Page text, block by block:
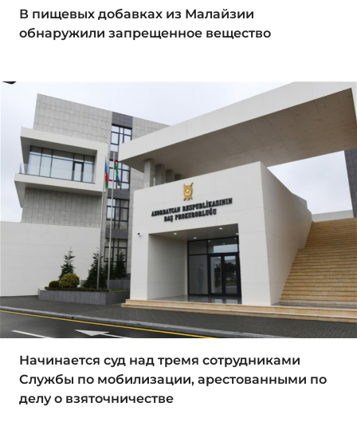
В пищевых добавках из Малайзии
обнаружили запрещенное вещество
Начинается суд над тремя сотрудниками
Службы по мобилизации, арестованными по
делу о взяточничестве